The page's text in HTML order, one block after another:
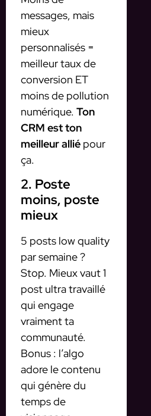
messages, mais
mieux
personnalisés =
meilleur taux de
conversion ET
moins de pollution
numérique. Ton
CRM est ton
meilleur allié pour
ça.
2. Poste
moins, poste
mieux
5 posts low quality
par semaine ?
Stop. Mieux vaut 1
post ultra travaillé
qui engage
vraiment ta
communauté.
Bonus : l’algo
adore le contenu
qui génère du
temps de